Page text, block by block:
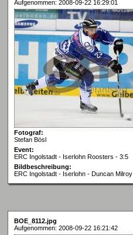
Aufgenommen: 2008-09-22 16:29:01
Fotograf:
Stefan Bösl
Event:
ERC Ingolstadt - Iserlohn Roosters - 3:5
Bildbeschreibung:
ERC Ingolstadt - Iserlohn - Duncan Milroy
BOE_8112.jpg
Aufgenommen: 2008-09-22 16:21:42